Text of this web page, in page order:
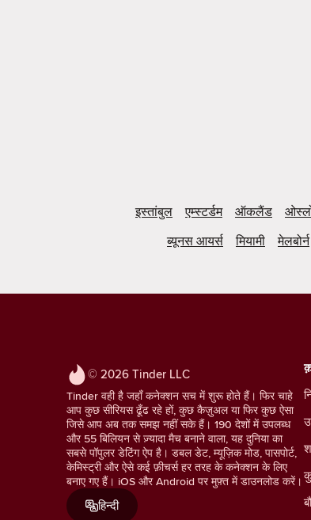
इस्तांबुल एम्स्टर्डम ऑकलैंड
ब्यूनस आयर्स
मियामी मेलबोर्न
© 2026 Tinder LLC
Tinder वही है जहाँ कनेक्शन सच में शुरू होते हैं। फिर चाहे
आप कुछ सीरियस ढूँढ रहे हों, कुछ कैज़ुअल या फिर कुछ ऐसा
जिसे आप अब तक समझ नहीं सके हैं। 190 देशों में उपलब्ध
और 55 बिलियन से ज़्यादा मैच बनाने वाला, यह दुनिया का
सबसे पॉपुलर डेटिंग ऐप है। डबल डेट, म्यूज़िक मोड, पासपोर्ट,
केमिस्ट्री और ऐसे कई फ़ीचर्स हर तरह के कनेक्शन के लिए
बनाए गए हैं। iOS और Android पर मुफ़्त में डाउनलोड करें।
हिन्दी